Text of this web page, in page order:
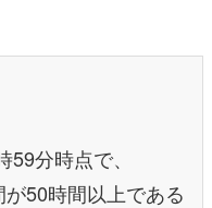
分時点で、
50時間以上である